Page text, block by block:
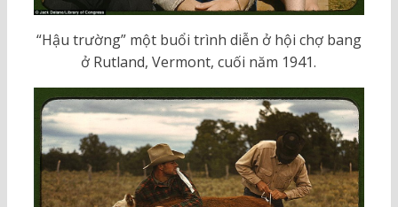
“Hậu trường” một buổi trình diễn ở hội chợ bang
ở Rutland, Vermont, cuối năm 1941.